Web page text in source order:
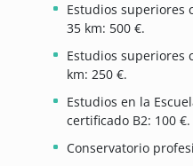
Estudios superiores
35 km: 500 €.
Estudios superiores
km: 250 €.
Estudios en la
certificado B2: 100 €.
Conservatorio